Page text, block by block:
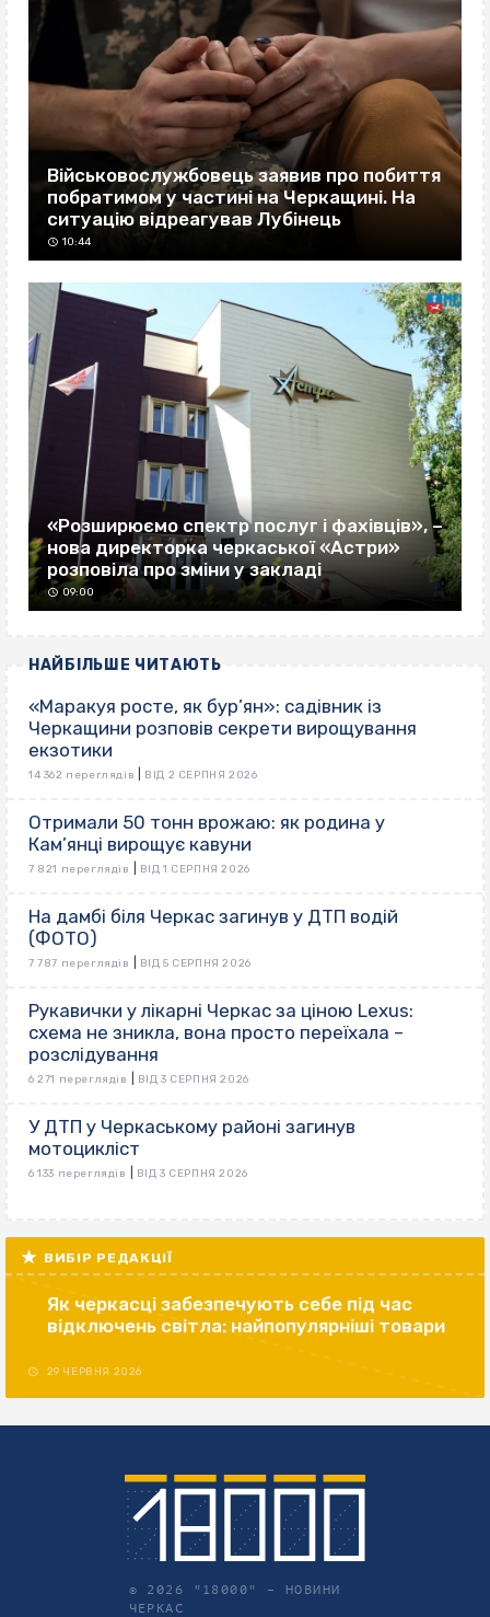
Військовослужбовець заявив про побиття
побратимом у частині на Черкащині. На
ситуацію відреагував Лубінець
10:44
«Розширюємо спектр послуг і фахівців», –
нова директорка черкаської «Астри»
розповіла про зміни у закладі
09:00
НАЙБІЛЬШЕ ЧИТАЮТЬ
«Маракуя росте, як бур’ян»: садівник із
Черкащини розповів секрети вирощування
екзотики
14 362 переглядів ВІД 2 СЕРПНЯ 2026
Отримали 50 тонн врожаю: як родина у
Кам’янці вирощує кавуни
7 821 переглядів ВІД 1 СЕРПНЯ 2026
На дамбі біля Черкас загинув у ДТП водій
(ФОТО)
7 787 переглядів ВІД 5 СЕРПНЯ 2026
Рукавички у лікарні Черкас за ціною Lexus:
схема не зникла, вона просто переїхала –
розслідування
6 271 переглядів ВІД 3 СЕРПНЯ 2026
У ДТП у Черкаському районі загинув
мотоцикліст
6 133 переглядів ВІД 3 СЕРПНЯ 2026
ВИБІР РЕДАКЦІЇ
Як черкасці забезпечують себе під час
відключень світла: найпопулярніші товари
29 ЧЕРВНЯ 2026
© 2026 "18000" – НОВИНИ
ЧЕРКАС